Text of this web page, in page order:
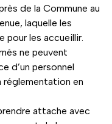
de la Commune au
laquelle les
pour les accueillir.
ne peuvent
d’un personnel
réglementation en
attache avec